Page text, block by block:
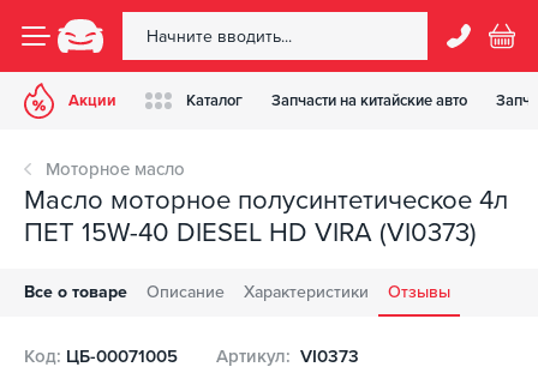
Акции Каталог Запчасти на китайские авто
Моторное масло
Масло моторное полусинтетическое 4л
ПЕТ 15W-40 DIESEL HD VIRA (VI0373)
Все о товаре Описание Характеристики Отзывы
Код: ЦБ-00071005 Артикул: VI0373